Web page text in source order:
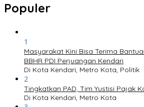
Populer
1
Masyarakat Kini Bisa Terima
BBHR PDI Perjuangan Kendari
Di Kota Kendari, Metro Kota, Politik
2
Tingkatkan PAD, Tim Yustisi Pajak
Di Kota Kendari, Metro Kota